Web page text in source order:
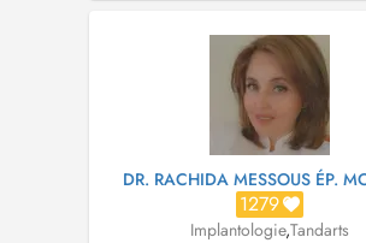
chirurgie orale (extractions
DR. RACHIDA MESSOUS ÉP.
1279
Implantologie,Tandarts